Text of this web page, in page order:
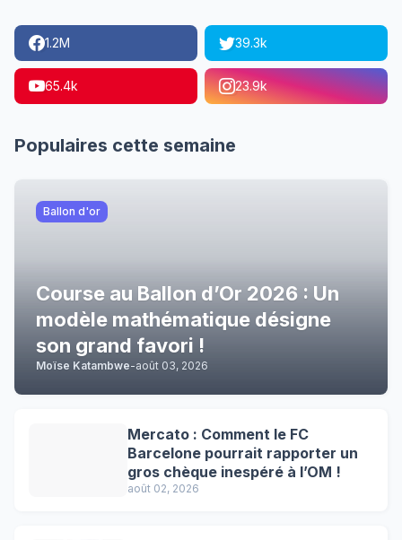
1.2M 39.3k
65.4k 23.9k
Populaires cette semaine
Ballon d'or
Course au Ballon d’Or 2026 : Un
modèle mathématique désigne
son grand favori !
Moïse Katambwe-août 03, 2026
Mercato : Comment le FC
Barcelone pourrait rapporter un
gros chèque inespéré à l’OM !
août 02, 2026